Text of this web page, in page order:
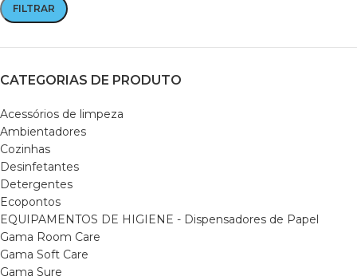
FILTRAR
CATEGORIAS DE PRODUTO
Acessórios de limpeza
Ambientadores
Cozinhas
Desinfetantes
Detergentes
Ecopontos
EQUIPAMENTOS DE HIGIENE - Dispensadores de Papel
Gama Room Care
Gama Soft Care
Gama Sure